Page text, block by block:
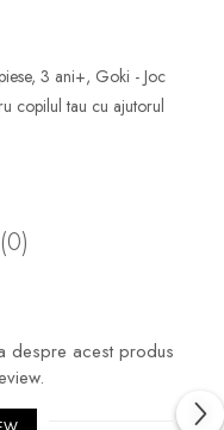
3 ani+, Goki - Joc
copilul tau cu ajutorul
(0)
despre acest produs